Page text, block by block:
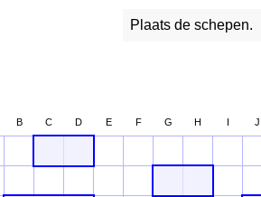
Plaats de schepen.
B C D E F G H I J